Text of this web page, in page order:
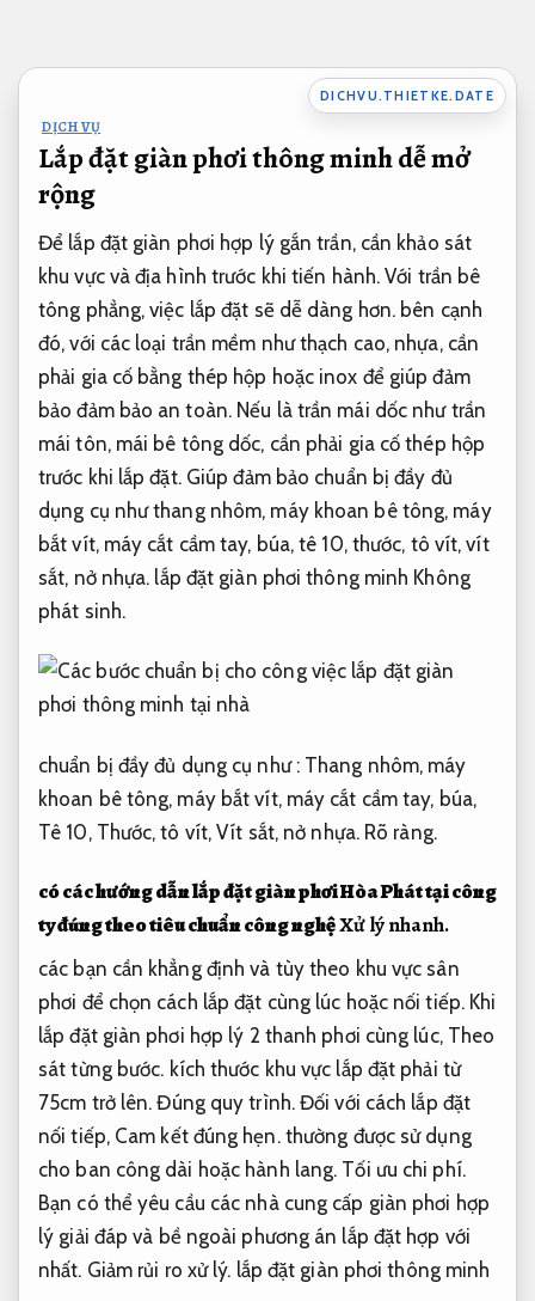
nội
dung
DICHVU.THIETKE.DATE
DỊCH VỤ
Lắp đặt giàn phơi thông minh dễ mở
rộng
Để lắp đặt giàn phơi hợp lý gắn trần, cần khảo sát
khu vực và địa hình trước khi tiến hành. Với trần bê
tông phẳng, việc lắp đặt sẽ dễ dàng hơn. bên cạnh
đó, với các loại trần mềm như thạch cao, nhựa, cần
phải gia cố bằng thép hộp hoặc inox để giúp đảm
bảo đảm bảo an toàn. Nếu là trần mái dốc như trần
mái tôn, mái bê tông dốc, cần phải gia cố thép hộp
trước khi lắp đặt. Giúp đảm bảo chuẩn bị đầy đủ
dụng cụ như thang nhôm, máy khoan bê tông, máy
bắt vít, máy cắt cầm tay, búa, tê 10, thước, tô vít, vít
sắt, nở nhựa. lắp đặt giàn phơi thông minh Không
phát sinh.
chuẩn bị đầy đủ dụng cụ như : Thang nhôm, máy
khoan bê tông, máy bắt vít, máy cắt cầm tay, búa,
Tê 10, Thước, tô vít, Vít sắt, nở nhựa. Rõ ràng.
có các hướng dẫn lắp đặt giàn phơi Hòa Phát tại công
ty đúng theo tiêu chuẩn công nghệXử lý nhanh.
các bạn cần khẳng định và tùy theo khu vực sân
phơi để chọn cách lắp đặt cùng lúc hoặc nối tiếp. Khi
lắp đặt giàn phơi hợp lý 2 thanh phơi cùng lúc, Theo
sát từng bước. kích thước khu vực lắp đặt phải từ
75cm trở lên.Đúng quy trình.Đối với cách lắp đặt
nối tiếp, Cam kết đúng hẹn.thường được sử dụng
cho ban công dài hoặc hành lang. Tối ưu chi phí.
Bạn có thể yêu cầu các nhà cung cấp giàn phơi hợp
lý giải đáp và bề ngoài phương án lắp đặt hợp với
nhất. Giảm rủi ro xử lý. lắp đặt giàn phơi thông minh